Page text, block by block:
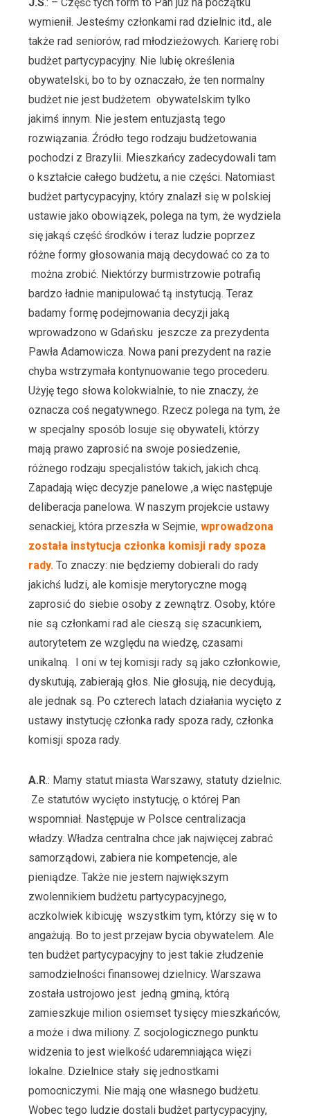
wymienił. Jesteśmy członkami rad dzielnic itd., ale
także rad seniorów, rad młodzieżowych. Karierę robi
budżet partycypacyjny. Nie lubię określenia
obywatelski, bo to by oznaczało, że ten normalny
budżet nie jest budżetem obywatelskim tylko
jakimś innym. Nie jestem entuzjastą tego
rozwiązania. Źródło tego rodzaju budżetowania
pochodzi z Brazylii. Mieszkańcy zadecydowali tam
o kształcie całego budżetu, a nie części. Natomiast
budżet partycypacyjny, który znalazł się w polskiej
ustawie jako obowiązek, polega na tym, że wydziela
się jakąś część środków i teraz ludzie poprzez
różne formy głosowania mają decydować co za to
można zrobić. Niektórzy burmistrzowie potrafią
bardzo ładnie manipulować tą instytucją. Teraz
badamy formę podejmowania decyzji jaką
wprowadzono w Gdańsku jeszcze za prezydenta
Pawła Adamowicza. Nowa pani prezydent na razie
chyba wstrzymała kontynuowanie tego procederu.
Użyję tego słowa kolokwialnie, to nie znaczy, że
oznacza coś negatywnego. Rzecz polega na tym, że
w specjalny sposób losuje się obywateli, którzy
mają prawo zaprosić na swoje posiedzenie,
różnego rodzaju specjalistów takich, jakich chcą.
Zapadają więc decyzje panelowe ,a więc następuje
deliberacja panelowa. W naszym projekcie ustawy
senackiej, która przeszła w Sejmie, wprowadzona
została instytucja członka komisji rady spoza
rady.To znaczy: nie będziemy dobierali do rady
jakichś ludzi, ale komisje merytoryczne mogą
zaprosić do siebie osoby z zewnątrz. Osoby, które
nie są członkami rad ale cieszą się szacunkiem,
autorytetem ze względu na wiedzę, czasami
unikalną. I oni w tej komisji rady są jako członkowie,
dyskutują, zabierają głos. Nie głosują, nie decydują,
ale jednak są. Po czterech latach działania wycięto z
ustawy instytucję członka rady spoza rady, członka
komisji spoza rady.
A.R.: Mamy statut miasta Warszawy, statuty dzielnic.
Ze statutów wycięto instytucję, o której Pan
wspomniał. Następuje w Polsce centralizacja
władzy. Władza centralna chce jak najwięcej zabrać
samorządowi, zabiera nie kompetencje, ale
pieniądze. Także nie jestem największym
zwolennikiem budżetu partycypacyjnego,
aczkolwiek kibicuję wszystkim tym, którzy się w to
angażują. Bo to jest przejaw bycia obywatelem. Ale
ten budżet partycypacyjny to jest takie złudzenie
samodzielności finansowej dzielnicy. Warszawa
została ustrojowo jest jedną gminą, którą
zamieszkuje milion osiemset tysięcy mieszkańców,
a może i dwa miliony. Z socjologicznego punktu
widzenia to jest wielkość udaremniająca więzi
lokalne. Dzielnice stały się jednostkami
pomocniczymi. Nie mają one własnego budżetu.
Wobec tego ludzie dostali budżet partycypacyjny,